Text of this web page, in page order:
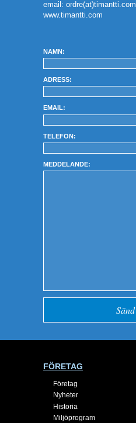
email: ordre(at)timantti.com
www.timantti.com
NAMN:
ADRESS:
EMAIL:
TELEFON:
MEDDELANDE:
FÖRETAG
Företag
Nyheter
Historia
Miljöprogram